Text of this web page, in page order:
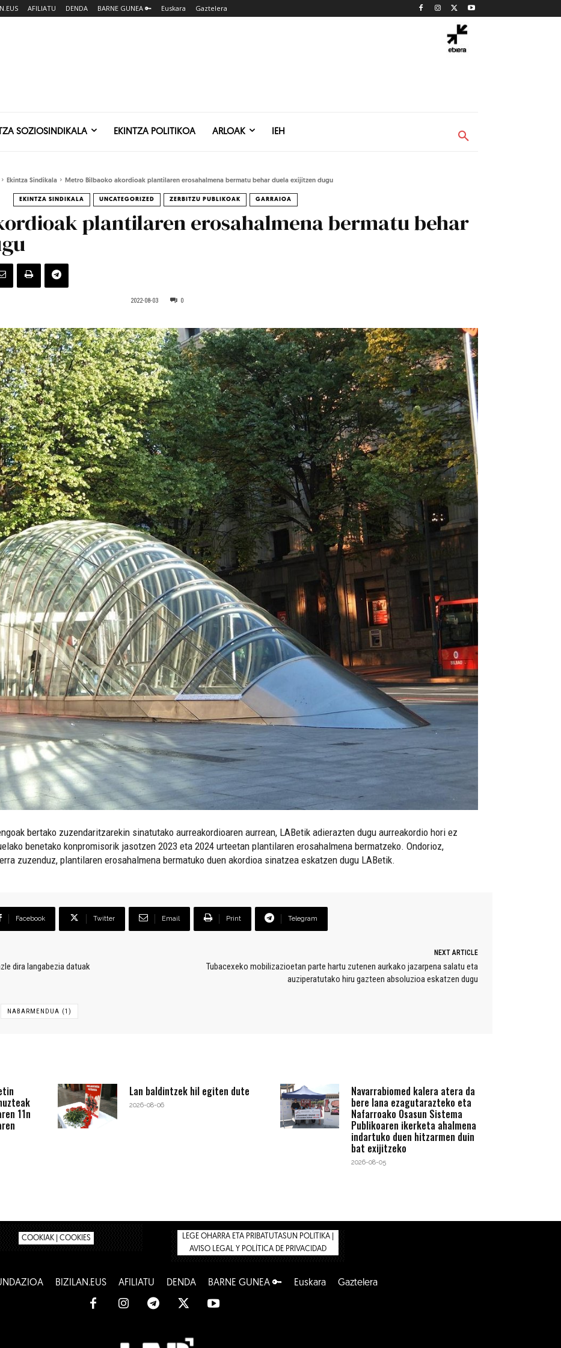
AFILIATU DENDA BARNE GUNEA 🔑 Euskara Gaztelera
SOZIOSINDIKALA EKINTZA POLITIKOA ARLOAK IEH
Ekintza Sindikala Metro Bilbaoko akordioak plantilaren erosahalmena bermatu behar duela exijitzen dugu
EKINTZA SINDIKALA UNCATEGORIZED ZERBITZU PUBLIKOAK GARRAIOA
plantilaren erosahalmena bermatu behar
2022-08-03 0
bertako zuzendaritzarekin sinatutako aurreakordioaren aurrean, LABetik adierazten dugu aurreakordio hori ez
benetako konpromisorik jasotzen 2023 eta 2024 urteetan plantilaren erosahalmena bermatzeko. Ondorioz,
zuzenduz, plantilaren erosahalmena bermatuko duen akordioa sinatzea eskatzen dugu LABetik.
Facebook Twitter Email Print Telegram
dira langabezia datuak
NEXT ARTICLE
Tubacexeko mobilizazioetan parte hartu zutenen aurkako jazarpena salatu eta
auziperatutako hiru gazteen absoluzioa eskatzen dugu
NABARMENDUA (1)
11n
Lan baldintzek hil egiten dute
2026-08-06
Navarrabiomed kalera atera da
bere lana ezagutarazteko eta
Nafarroako Osasun Sistema
Publikoaren ikerketa ahalmena
indartuko duen hitzarmen duin
bat exijitzeko
2026-08-05
COOKIAK | COOKIES
LEGE OHARRA ETA PRIBATUTASUN POLITIKA |
AVISO LEGAL Y POLÍTICA DE PRIVACIDAD
BIZILAN.EUS AFILIATU DENDA BARNE GUNEA 🔑 Euskara Gaztelera